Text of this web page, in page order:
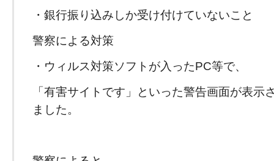
・銀行振り込みしか受け付けていないこと
警察による対策
・ウィルス対策ソフトが入ったPC等で、
「有害サイトです」といった警告画面が表示
ました。